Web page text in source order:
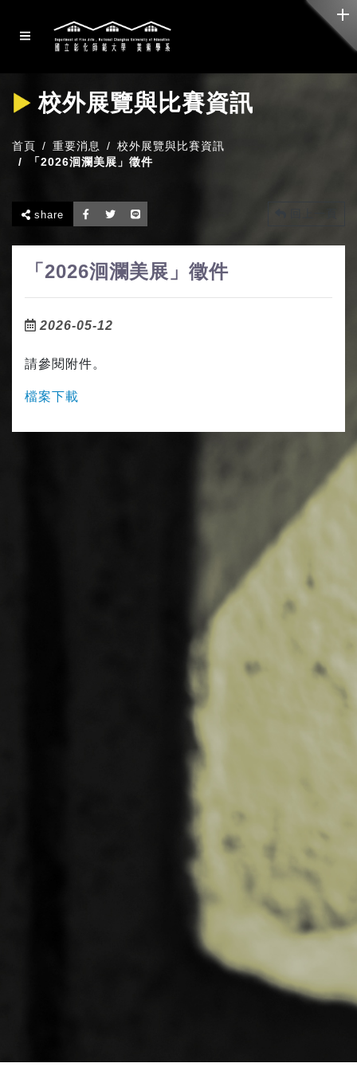
校外展覽與比賽資訊
首頁 重要消息
校外展覽與比賽資訊
「2026洄瀾美展」徵件
share
「2026洄瀾美展」徵件
2026-05-12
請參閱附件。
檔案下載